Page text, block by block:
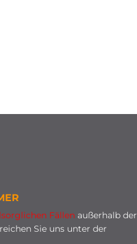
Fällenaußerhalb der
Sie uns unter der